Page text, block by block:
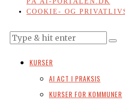
COOKIE- OG
KURSER
AI ACT I PRAKSIS
KURSER FOR KOMMUNER